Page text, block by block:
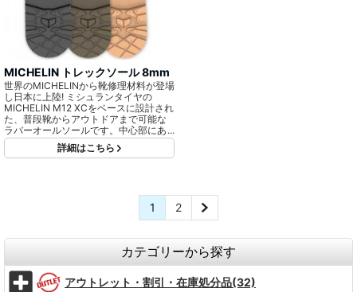
MICHELIN トレックソール 8mm
世界のMICHELINから靴修理材料が登場
し日本に上陸! ミシュランタイヤの
MICHELIN M12 XCをベースに設計され
た、普段靴からアウトドアまで可能な
ラバーオールソールです。中心部にあ
る三角形状の突起部がグリップ力を生
み出します。詳細はこちら
1 2
カテゴリーから探す
アウトレット・割引・在庫処分品(32)